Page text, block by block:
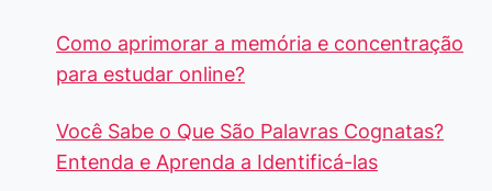
Como aprimorar a memória e concentração
para estudar online?
Você Sabe o Que São Palavras Cognatas?
Entenda e Aprenda a Identificá-las